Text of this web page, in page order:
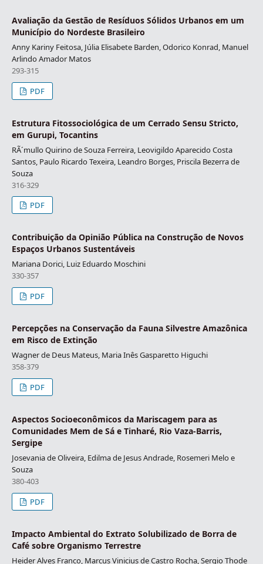
Avaliação da Gestão de Resíduos Sólidos Urbanos em um
Município do Nordeste Brasileiro
Anny Kariny Feitosa, Júlia Elisabete Barden, Odorico Konrad, Manuel
Arlindo Amador Matos
293-315
PDF
Estrutura Fitossociológica de um Cerrado Sensu Stricto,
em Gurupi, Tocantins
RÃ´mullo Quirino de Souza Ferreira, Leovigildo Aparecido Costa
Santos, Paulo Ricardo Texeira, Leandro Borges, Priscila Bezerra de
Souza
316-329
PDF
Contribuição da Opinião Pública na Construção de Novos
Espaços Urbanos Sustentáveis
Mariana Dorici, Luiz Eduardo Moschini
330-357
PDF
Percepções na Conservação da Fauna Silvestre Amazônica
em Risco de Extinção
Wagner de Deus Mateus, Maria Inês Gasparetto Higuchi
358-379
PDF
Aspectos Socioeconômicos da Mariscagem para as
Comunidades Mem de Sá e Tinharé, Rio Vaza-Barris,
Sergipe
Josevania de Oliveira, Edilma de Jesus Andrade, Rosemeri Melo e
Souza
380-403
PDF
Impacto Ambiental do Extrato Solubilizado de Borra de
Café sobre Organismo Terrestre
Heider Alves Franco, Marcus Vinicius de Castro Rocha, Sergio Thode